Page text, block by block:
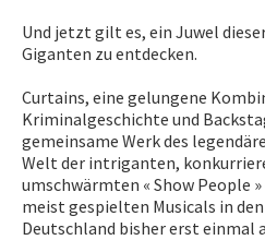
APPLIS
Und jetzt gilt es, ein Juwel
Giganten zu entdecken.
Curtains, eine gelungene
Kriminalgeschichte und
gemeinsame Werk des
Welt der intriganten,
umschwärmten « Show People
meist gespielten Musicals in den
Deutschland bisher erst einmal